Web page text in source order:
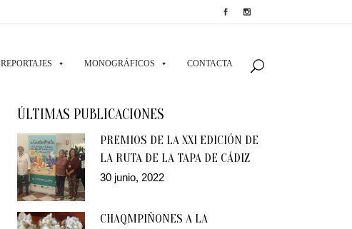
REPORTAJES MONOGRÁFICOS CONTACTA
ÚLTIMAS PUBLICACIONES
PREMIOS DE LA XXI EDICIÓN DE
LA RUTA DE LA TAPA DE CÁDIZ
30 junio, 2022
CHAQMPIÑONES A LA